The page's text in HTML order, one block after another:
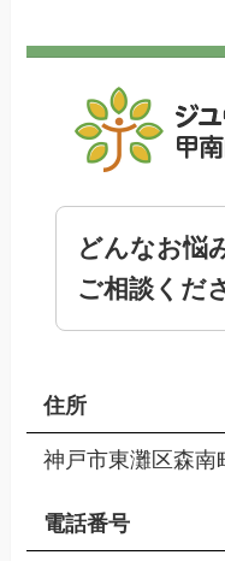
どんなお悩
ご相談くだ
住所
神戸市東灘区森南
電話番号